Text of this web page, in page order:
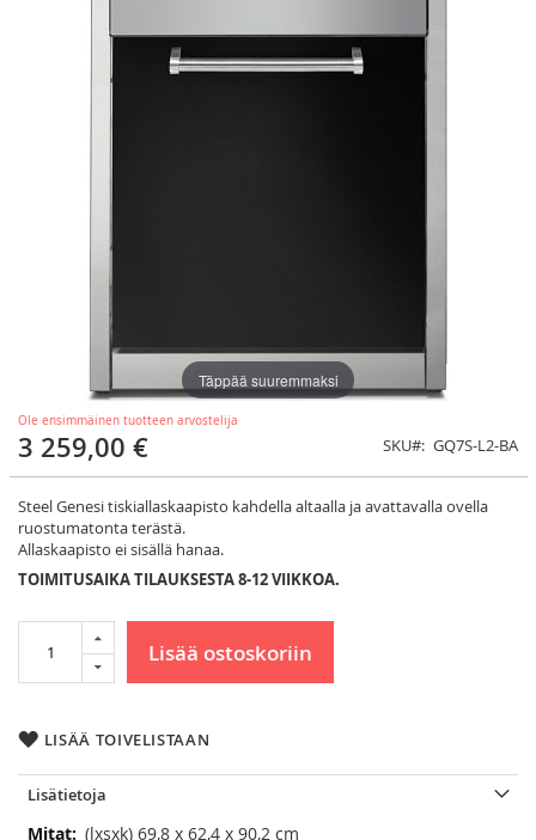
Ole ensimmäinen tuotteen arvostelija
3 259,00 € SKU GQ7S-L2-BA
Steel Genesi tiskiallaskaapisto kahdella altaalla ja avattavalla ovella
ruostumatonta terästä.
Allaskaapisto ei sisällä hanaa.
TOIMITUSAIKA TILAUKSESTA 8-12 VIIKKOA.
Lisää ostoskoriin
LISÄÄ TOIVELISTAAN
Täppää suuremmaksi
Lisätietoja
Lisätietoja(lxsxk) 69,8 x 62,4 x 90,2 cm